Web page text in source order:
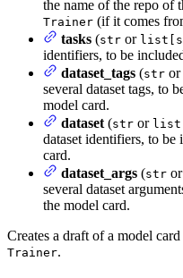
the name of the repo of
Trainer (if it comes
tasks (str or
identifiers, to be
dataset_tags (str or
several dataset tags, to
model card.
dataset (str or
dataset identifiers, to be
card.
dataset_args (str or
several dataset
the model card.
Creates a draft of a model
Trainer.